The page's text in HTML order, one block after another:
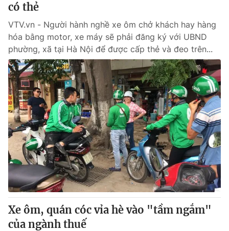
Emagazine
Photo Infographic
Video Shorts video
VTV Money VTV Thể thao
VTV Sức khoẻ Bất động sản
Thị trường 24h Tấm lòng Việt
VTV4 Vươn mình bằng AI
VTV9
có thẻ
VTV.vn - Người hành nghề xe ôm chở khách hay hàng
hóa bằng motor, xe máy sẽ phải đăng ký với UBND
phường, xã tại Hà Nội để được cấp thẻ và đeo trên...
Xe ôm, quán cóc vỉa hè vào "tầm ngắm"
của ngành thuế